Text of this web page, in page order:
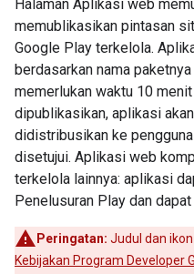
Halaman Aplikasi web
memublikasikan pintasan
Google Play terkelola.
berdasarkan nama paketnya
memerlukan waktu 10
dipublikasikan, aplikasi
didistribusikan ke
disetujui. Aplikasi web
terkelola lainnya: aplikasi
Penelusuran Play dan
Peringatan: Judul dan
Kebijakan Program Developer